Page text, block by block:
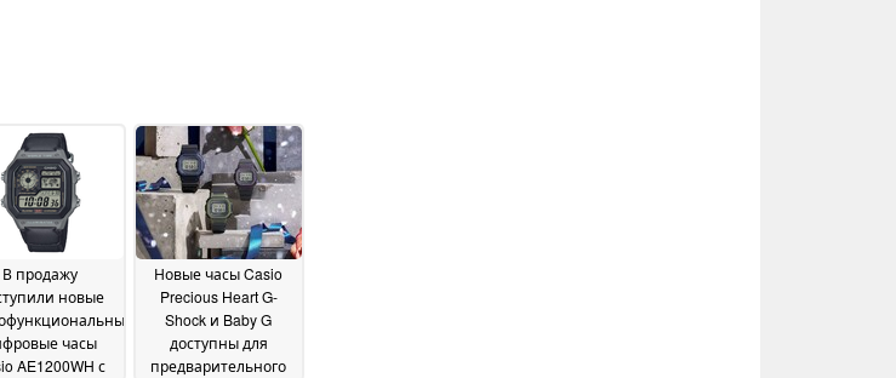
В продажу
новые
часы
AE1200WH с
Новые часы Casio
Precious Heart G-
Shock и Baby G
доступны для
предварительного